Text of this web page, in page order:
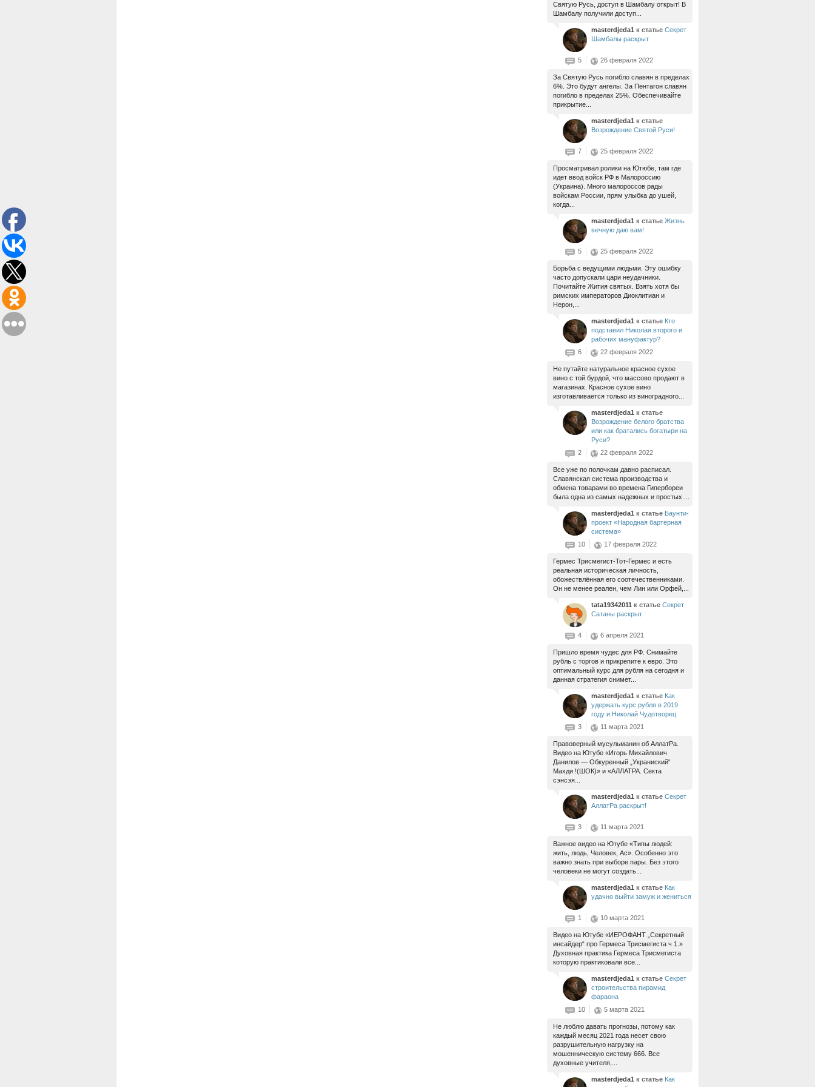
Святую Русь, доступ в Шамбалу открыт! В
Шамбалу получили доступ...
masterdjeda1 к статье Секрет
Шамбалы раскрыт
5 26 февраля 2022
За Святую Русь погибло славян в пределах
6%. Это будут ангелы. За Пентагон славян
погибло в пределах 25%. Обеспечивайте
прикрытие...
masterdjeda1 к статье
Возрождение Святой Руси!
7 25 февраля 2022
Просматривал ролики на Ютюбе, там где
идет ввод войск РФ в Малороссию
(Украина). Много малороссов рады
войскам России, прям улыбка до ушей,
когда...
masterdjeda1 к статье Жизнь
вечную даю вам!
5 25 февраля 2022
Борьба с ведущими людьми. Эту ошибку
часто допускали цари неудачники.
Почитайте Жития святых. Взять хотя бы
римских императоров Диоклитиан и
Нерон,...
masterdjeda1 к статье Кто
подставил Николая второго и
рабочих мануфактур?
6
22 февраля 2022
Не путайте натуральное красное сухое
вино с той бурдой, что массово продают в
магазинах. Красное сухое вино
изготавливается только из виноградного...
masterdjeda1 к статье
Возрождение белого братства
или как братались богатыри на
Руси?
2
22 февраля 2022
Все уже по полочкам давно расписал.
Славянская система производства и
обмена товарами во времена Гипербореи
была одна из самых надежных и простых....
masterdjeda1 к статье Баунти-
проект «Народная бартерная
система»
10
17 февраля 2022
Гермес Трисмегист-Тот-Гермес и есть
реальная историческая личность,
обожествлённая его соотечественниками.
Он не менее реален, чем Лин или Орфей,...
tata19342011 к статье Секрет
Сатаны раскрыт
4 6 апреля 2021
Пришло время чудес для РФ. Снимайте
рубль с торгов и прикрепите к евро. Это
оптимальный курс для рубля на сегодня и
данная стратегия снимет...
masterdjeda1 к статье Как
удержать курс рубля в 2019
году и Николай Чудотворец
3
11 марта 2021
Правоверный мусульманин об АллатРа.
Видео на Ютубе «Игорь Михайлович
Данилов — Обкуренный „Украниский“
Махди !(ШОК)» и «АЛЛАТРА. Секта
сэнсэя...
masterdjeda1 к статье Секрет
АллатРа раскрыт!
3 11 марта 2021
Важное видео на Ютубе «Типы людей:
жить, людь, Человек, Ас». Особенно это
важно знать при выборе пары. Без этого
человеки не могут создать...
masterdjeda1 к статье Как
удачно выйти замуж и жениться
1 10 марта 2021
Видео на Ютубе «ИЕРОФАНТ „Секретный
инсайдер“ про Гермеса Трисмегиста ч 1.»
Духовная практика Гермеса Трисмегиста
которую практиковали все...
masterdjeda1 к статье Секрет
строительства пирамид
фараона
10
5 марта 2021
Не люблю давать прогнозы, потому как
каждый месяц 2021 года несет свою
разрушительную нагрузку на
мошенническую систему 666. Все
духовные учителя,...
masterdjeda1 к статье Как